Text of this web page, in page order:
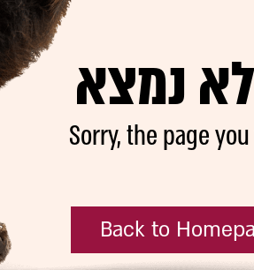
נמצא
Sorry, the page
Back to